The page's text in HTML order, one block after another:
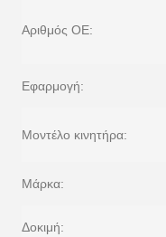
Αριθμός ΟΕ:
Εφαρμογή:
Μοντέλο κινητήρα:
Μάρκα:
Δοκιμή: